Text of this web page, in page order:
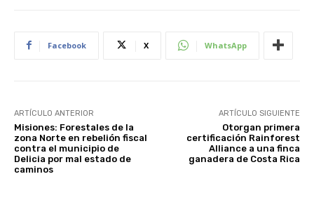
Facebook X WhatsApp
ARTÍCULO ANTERIOR
Misiones: Forestales de la
zona Norte en rebelión fiscal
contra el municipio de
Delicia por mal estado de
caminos
ARTÍCULO SIGUIENTE
Otorgan primera
certificación Rainforest
Alliance a una finca
ganadera de Costa Rica